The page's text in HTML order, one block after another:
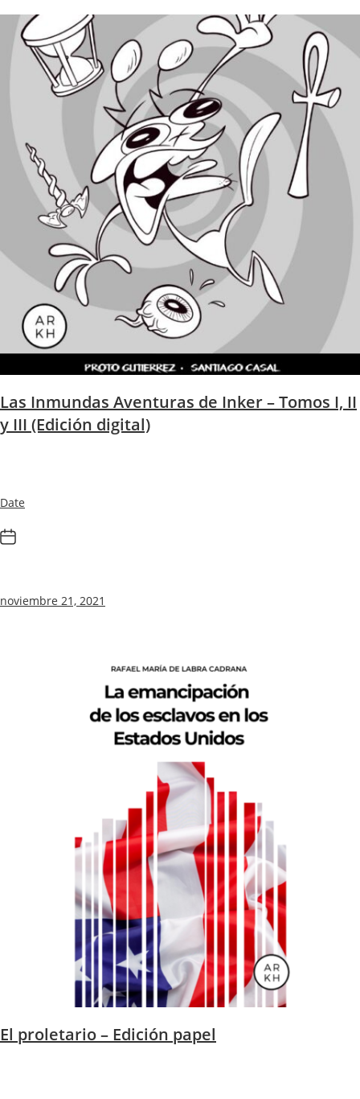
Las Inmundas Aventuras de Inker – Tomos I, II
y III (Edición digital)
Date
noviembre 21, 2021
El proletario – Edición papel